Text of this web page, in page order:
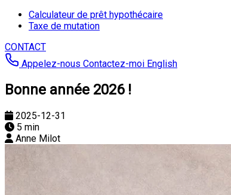
Calculateur de prêt hypothécaire
Taxe de mutation
CONTACT
Appelez-nous Contactez-moi English
Bonne année 2026 !
2025-12-31
5 min
Anne Milot